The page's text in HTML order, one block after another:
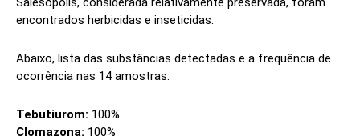
encontrados herbicidas e inseticidas.
Abaixo, lista das substâncias detectadas e a frequência de
ocorrência nas 14 amostras:
Tebutiurom: 100%
Clomazona: 100%